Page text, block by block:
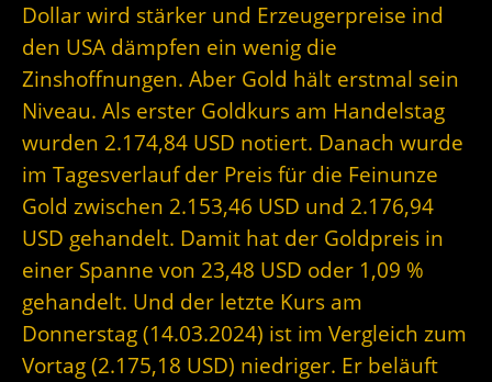
Dollar wird stärker und Erzeugerpreise ind
den USA dämpfen ein wenig die
Zinshoffnungen. Aber Gold hält erstmal sein
Niveau. Als erster Goldkurs am Handelstag
wurden 2.174,84 USD notiert. Danach wurde
im Tagesverlauf der Preis für die Feinunze
Gold zwischen 2.153,46 USD und 2.176,94
USD gehandelt. Damit hat der Goldpreis in
einer Spanne von 23,48 USD oder 1,09 %
gehandelt. Und der letzte Kurs am
Donnerstag (14.03.2024) ist im Vergleich zum
Vortag (2.175,18 USD) niedriger. Er beläuft